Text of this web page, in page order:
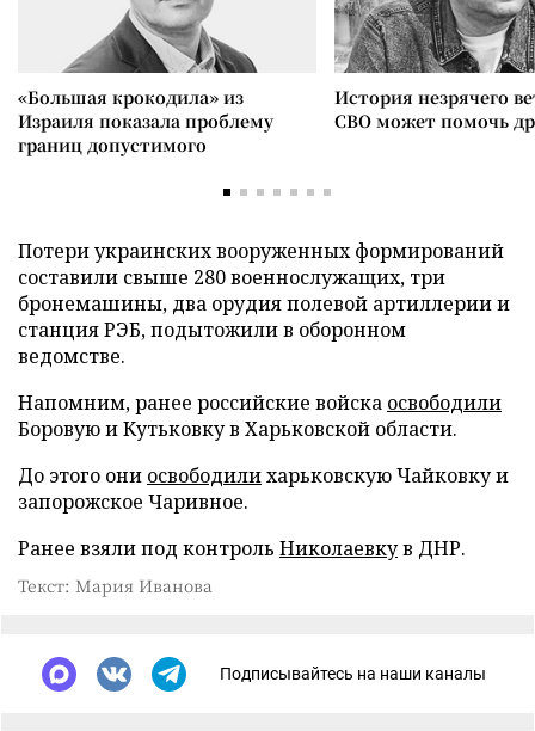
«Большая крокодила» из
Израиля показала проблему
границ допустимого
История незрячего
СВО может помочь
Потери украинских вооруженных формирований
составили свыше 280 военнослужащих, три
бронемашины, два орудия полевой артиллерии и
станция РЭБ, подытожили в оборонном
ведомстве.
Напомним, ранее российские войска освободили
Боровую и Кутьковку в Харьковской области.
До этого они освободилихарьковскую Чайковку и
запорожское Чаривное.
Ранее взяли под контроль Николаевкув ДНР.
Текст: Мария Иванова
Подписывайтесь на наши каналы